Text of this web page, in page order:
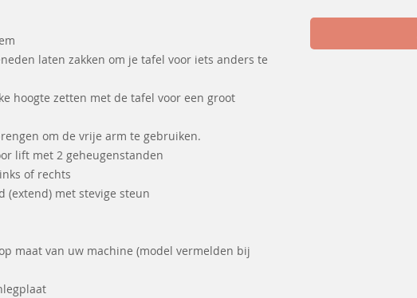
laten zakken om je tafel voor iets anders te
hoogte zetten met de tafel voor een groot
om de vrije arm te gebruiken.
lift met 2 geheugenstanden
of rechts
(extend) met stevige steun
maat van uw machine (model vermelden bij